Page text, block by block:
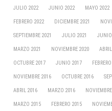
JULIO 2022 JUNIO 2022 MAYO 2022
FEBRERO 2022 DICIEMBRE 2021
SEPTIEMBRE 2021 JULIO 2021 JUNIO
MARZO 2021 NOVIEMBRE 2020
OCTUBRE 2017 JUNIO 2017
NOVIEMBRE 2016 OCTUBRE 2016
ABRIL 2016 MARZO 2016
MARZO 2015 FEBRERO 2015